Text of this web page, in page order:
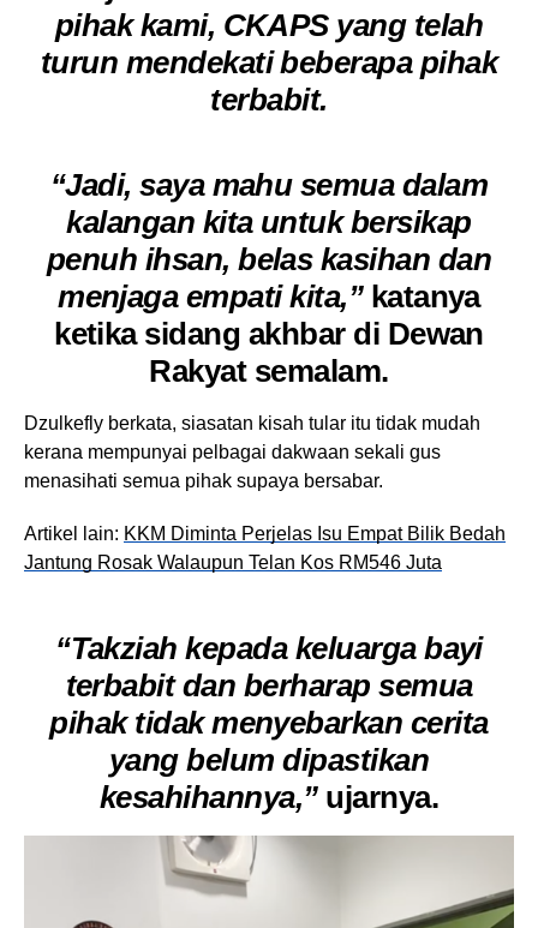
pihak kami, CKAPS yang telah
turun mendekati beberapa pihak
terbabit.
“Jadi, saya mahu semua dalam
kalangan kita untuk bersikap
penuh ihsan, belas kasihan dan
menjaga empati kita,” katanya
ketika sidang akhbar di Dewan
Rakyat semalam.
Dzulkefly berkata, siasatan kisah tular itu tidak mudah
kerana mempunyai pelbagai dakwaan sekali gus
menasihati semua pihak supaya bersabar.
Artikel lain: KKM Diminta Perjelas Isu Empat Bilik Bedah
Jantung Rosak Walaupun Telan Kos RM546 Juta
“Takziah kepada keluarga bayi
terbabit dan berharap semua
pihak tidak menyebarkan cerita
yang belum dipastikan
kesahihannya,” ujarnya.